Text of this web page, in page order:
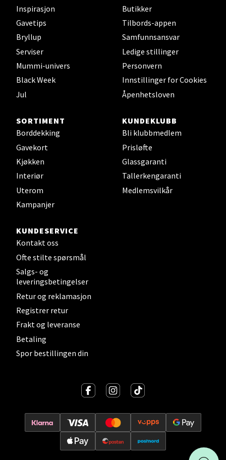
Inspirasjon
Gavetips
Bryllup
Serviser
Mummi-univers
Black Week
Jul
Butikker
Tilbords-appen
Samfunnsansvar
Ledige stillinger
Personvern
Innstillinger for Cookies
Åpenhetsloven
SORTIMENT
Borddekking
Gavekort
Kjøkken
Interiør
Uterom
Kampanjer
KUNDEKLUBB
Bli klubbmedlem
Prisløfte
Glassgaranti
Tallerkengaranti
Medlemsvilkår
KUNDESERVICE
Kontakt oss
Ofte stilte spørsmål
Salgs- og
leveringsbetingelser
Retur og reklamasjon
Registrer retur
Frakt og leveranse
Betaling
Spor bestillingen din